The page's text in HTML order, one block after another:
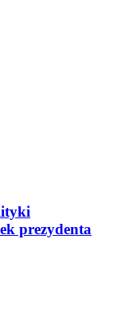
prezydenta